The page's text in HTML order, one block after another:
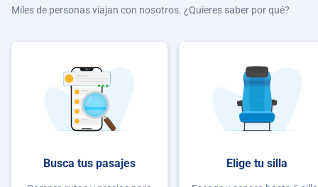
Miles de personas viajan con nosotros. ¿Quieres saber por qué?
Busca tus pasajes Elige tu silla